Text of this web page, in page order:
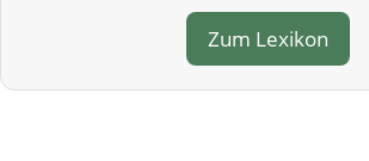
Zum Lexikon